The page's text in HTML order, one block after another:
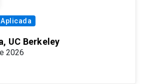
UC Berkeley
2026